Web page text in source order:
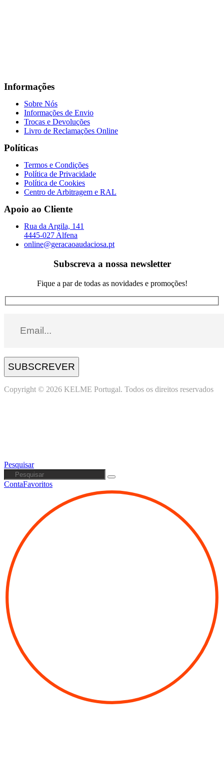
Informações
Sobre Nós
Informações de Envio
Trocas e Devoluções
Livro de Reclamações Online
Políticas
Termos e Condições
Política de Privacidade
Política de Cookies
Centro de Arbitragem e RAL
Apoio ao Cliente
Rua da Argila, 141
4445-027 Alfena
online@geracaoaudaciosa.pt
Subscreva a nossa newsletter
Fique a par de todas as novidades e promoções!
SUBSCREVER
Copyright © 2026 KELME Portugal. Todos os direitos reservados
Pesquisar
ContaFavoritos